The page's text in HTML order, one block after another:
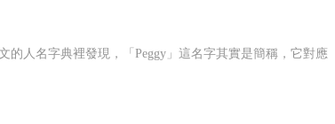
的人名字典裡發現，「Peggy」這名字其實是簡稱，它對應